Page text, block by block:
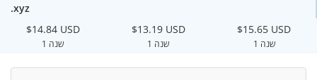
.xyz
$14.84 USD
1 שנה
$13.19 USD
1 שנה
$15.65 USD
1 שנה